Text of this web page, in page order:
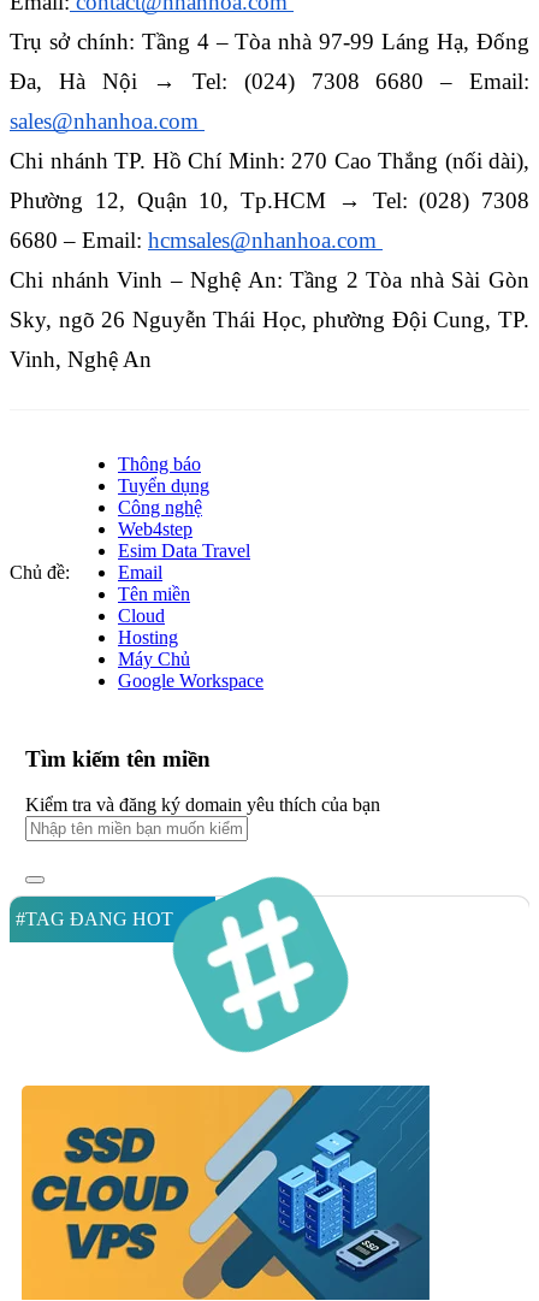
Trụ sở chính: Tầng 4 – Tòa nhà 97-99 Láng Hạ, Đống
sales@nhanhoa.com
Chi nhánh TP. Hồ Chí Minh: 270 Cao Thắng (nối dài),
Phường 12, Quận 10, Tp.HCM → Tel: (028) 7308
6680 – Email: hcmsales@nhanhoa.com
Chi nhánh Vinh – Nghệ An: Tầng 2 Tòa nhà Sài Gòn
Sky, ngõ 26 Nguyễn Thái Học, phường Đội Cung, TP.
Vinh, Nghệ An
Chủ đề:
Thông báo
Tuyển dụng
Công nghệ
Web4step
Esim Data Travel
Email
Tên miền
Cloud
Hosting
Máy Chủ
Google Workspace
Tìm kiếm tên miền
Kiểm tra và đăng ký domain yêu thích của bạn
#TAG ĐANG HOT